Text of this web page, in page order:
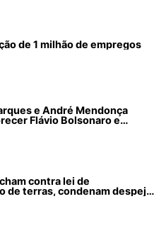
de 1 milhão de empregos
e André Mendonça
Flávio Bolsonaro e
contra lei de
de terras, condenam despejos